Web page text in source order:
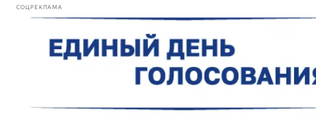
СОЦРЕКЛАМА